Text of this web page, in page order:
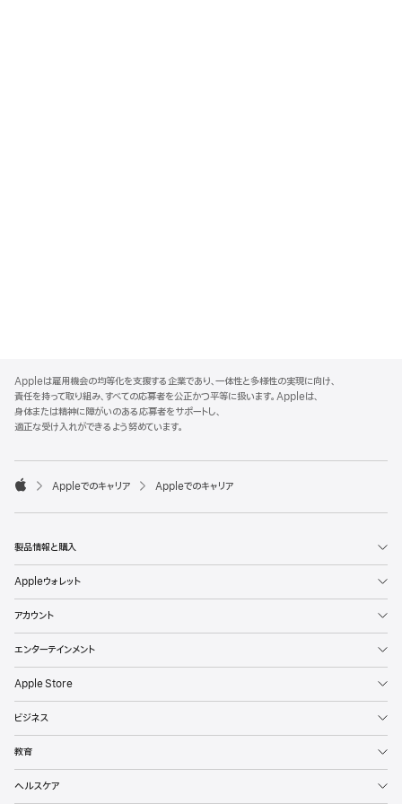
p
p
l
e
o
t
Appleは雇用機会の均等化を支援する企業であり、一体性と多様性の実現に向け、
責任を持って取り組み、すべての応募者を公正かつ平等に扱います。Appleは、
身体または精神に障がいのある応募者をサポートし、
適正な受け入れができるよう努めています。

p
l
Appleでのキャリア Appleでのキャリア
製品情報と購入
Appleウォレット
アカウント
エンターテインメント
Apple Store
ビジネス
教育
ヘルスケア